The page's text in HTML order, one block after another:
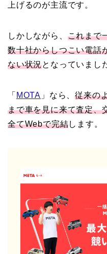
上げるのが主流です。
しかしながら、 これまで
数十社からしつこい電話
ない状況となっていまし
「 MOTA 」なら、従来の
まで車を見に来て査定、
全てWebで完結します。